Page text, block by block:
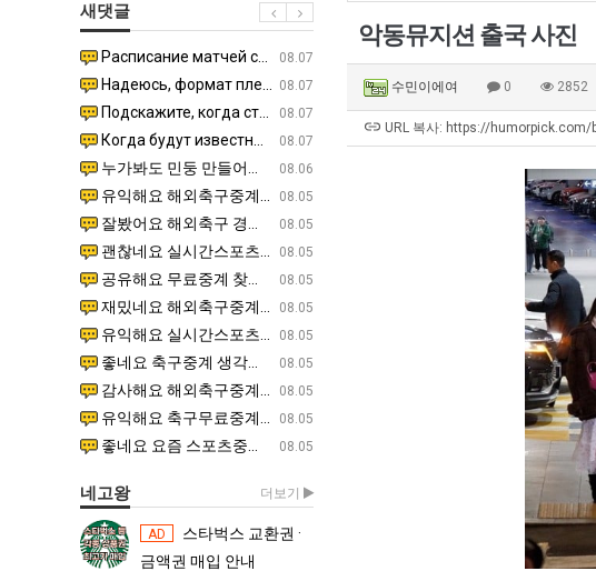
자
소
울
푸
드
제
육
볶
음
의
위
력
ㅋ
ㅋ
지
새댓글
08.07
Расписание матчей составлено крайне удобно для нашего часово…
08.07
Надеюсь, формат плей-офф не решат внезапно поменять. https:/…
08.07
Подскажите, когда стартуют продажи билетов на инт? https://g…
08.07
Когда будут известны абсолютно все команды из закрытых квали…
08.06
누가봐도 민둥 만들어서 탈북하는것들이나 뭔가 쳐들어오는 낌새를 미리 알아차리기 위함이지 저걸 전쟁준비라고 하…
08.05
유익해요 해외축구중계 링크 찾기 쉬워서 자주 와요. 참고로 무료스포츠중계 정보 확인할 때 출처 꼭 체크해요.…
08.05
잘봤어요 해외축구 경기 일정 한눈에 보기 좋아요. 덕분에 epl중계 볼 때 공식 중계 채널 먼저 찾아봐요. …
08.05
괜찮네요 실시간스포츠 정보 확인하기 좋아요. 그래도 epl중계 볼 때 공식 중계 채널 먼저 찾아봐요. 북마크…
08.05
공유해요 무료중계 찾을 때 여기가 제일 편해요. 그리고 무료스포츠중계 정보 확인할 때 출처 꼭 체크해요. 앞…
08.05
재밌네요 해외축구중계 링크 찾기 쉬워서 자주 와요. 그래서 해외축구중계도 정식 서비스로 봐야 안전해요. 다음…
08.05
유익해요 실시간스포츠 정보 확인하기 좋아요. 덕분에 스포츠중계는 합법적인 경로로만 시청하려 해요. 좋은 정보…
08.05
좋네요 축구중계 생각할 때 도움 되는 팁이 많네요. 그런데 해외축구중계도 정식 서비스로 봐야 안전해요. 다음…
08.05
감사해요 해외축구중계 링크 찾기 쉬워서 자주 와요. 어쨌든 축구무료중계도 합법적인 곳에서 봐야 마음 편해요.…
08.05
유익해요 축구무료중계 사이트 중에 여기가 최고예요. 참고로 축구무료중계도 합법적인 곳에서 봐야 마음 편해요.…
08.05
좋네요 요즘 스포츠중계 볼 때마다 이 사이트 먼저 들어와요. 그나저나 epl중계 볼 때 공식 중계 채널 먼저…
08.05
감사해요 축구중계 생각할 때 도움 되는 팁이 많네요. 참고로 해외축구중계도 정식 서비스로 봐야 안전해요. 주…
08.05
좋네요 epl중계 일정 확인할 때 유용해요. 아무튼 축구중계 보면서 불법 사이트는 피해요. 다음 경기 때도 …
감사해요 무료중계 찾을 때 여기가 제일 편해요. 그래도 무료스포츠중계 정보 확인할 때 출처 꼭 체크해요. 주…
08.05
08.05
08.05
08.05
08.05
08.05
08.04
08.04
08.04
08.04
08.04
네고왕 더보기
AD
금액권 매입 안내
악동뮤지션 출국 사진
수민이에여 0 2852
URL 복사: https://humorpick.com/